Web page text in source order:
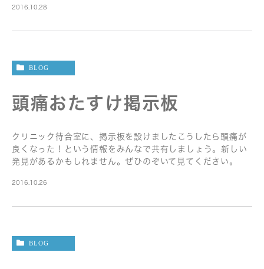
2016.10.28
BLOG
頭痛おたすけ掲示板
クリニック待合室に、掲示板を設けましたこうしたら頭痛が
良くなった！という情報をみんなで共有しましょう。新しい
発見があるかもしれません。ぜひのぞいて見てください。
2016.10.26
BLOG